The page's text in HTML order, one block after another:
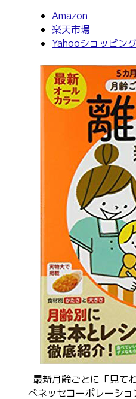
Amazon
楽天市場
Yahooショッピン
最新月齢ごとに「見て
ベネッセコーポレーショ